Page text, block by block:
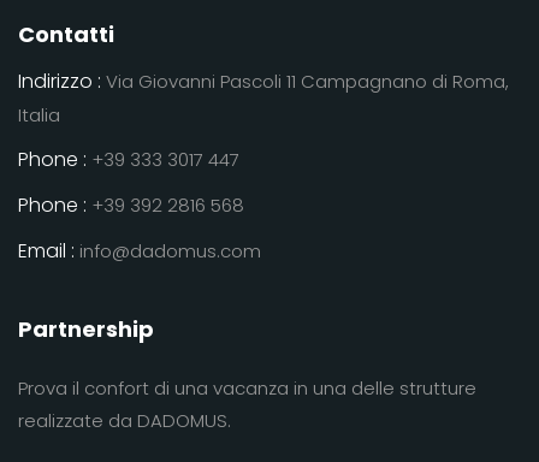
Contatti
Indirizzo : Via Giovanni Pascoli 11 Campagnano di Roma,
Italia
Phone : +39 333 3017 447
Phone : +39 392 2816 568
Email : info@dadomus.com
Partnership
Prova il confort di una vacanza in una delle strutture
realizzate da DADOMUS.